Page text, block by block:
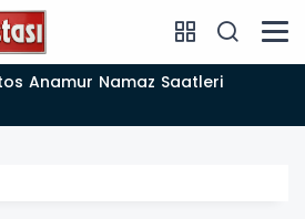
09-08-2026 nöbetçi Eczane